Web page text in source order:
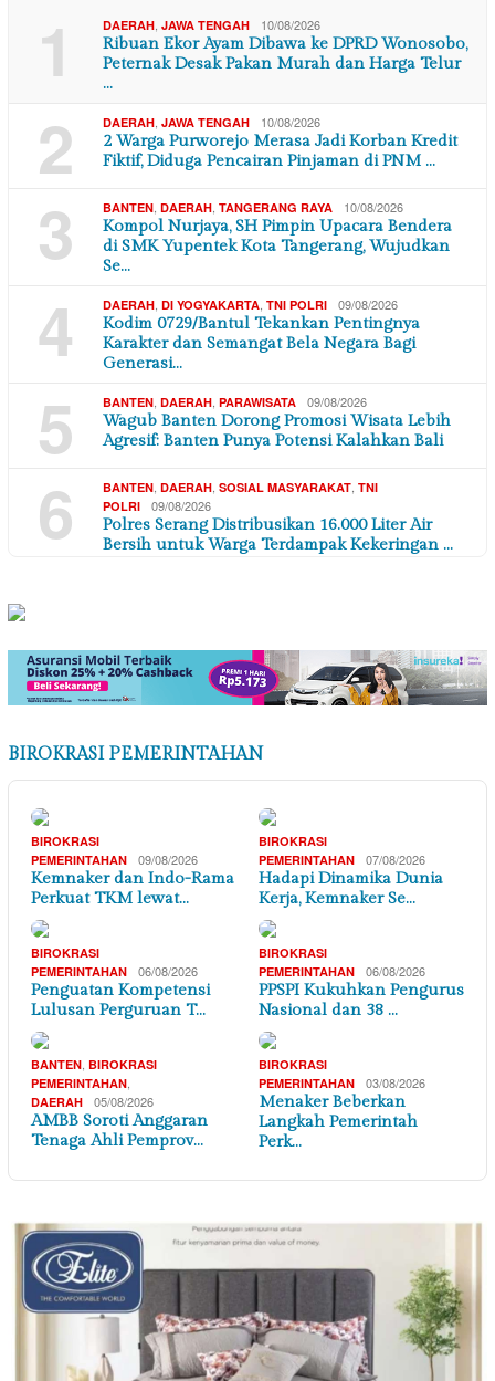
1 DAERAH, JAWA TENGAH 10/08/2026
Ribuan Ekor Ayam Dibawa ke DPRD Wonosobo,
Peternak Desak Pakan Murah dan Harga Telur
…
2 DAERAH, JAWA TENGAH 10/08/2026
2 Warga Purworejo Merasa Jadi Korban Kredit
Fiktif, Diduga Pencairan Pinjaman di PNM …
3 BANTEN, DAERAH, TANGERANG RAYA 10/08/2026
Kompol Nurjaya, SH Pimpin Upacara Bendera
di SMK Yupentek Kota Tangerang, Wujudkan
Se…
4 DAERAH, DI YOGYAKARTA, TNI POLRI 09/08/2026
Kodim 0729/Bantul Tekankan Pentingnya
Karakter dan Semangat Bela Negara Bagi
Generasi…
5 BANTEN, DAERAH, PARAWISATA 09/08/2026
Wagub Banten Dorong Promosi Wisata Lebih
Agresif: Banten Punya Potensi Kalahkan Bali
6 BANTEN, DAERAH, SOSIAL MASYARAKAT, TNI
POLRI
09/08/2026
Polres Serang Distribusikan 16.000 Liter Air
Bersih untuk Warga Terdampak Kekeringan …
BIROKRASI PEMERINTAHAN
BIROKRASI
PEMERINTAHAN
09/08/2026
Kemnaker dan Indo-Rama
Perkuat TKM lewat…
BIROKRASI
PEMERINTAHAN
07/08/2026
Hadapi Dinamika Dunia
Kerja, Kemnaker Se…
BIROKRASI
PEMERINTAHAN
06/08/2026
Penguatan Kompetensi
Lulusan Perguruan T…
BIROKRASI
PEMERINTAHAN
06/08/2026
PPSPI Kukuhkan Pengurus
Nasional dan 38 …
BANTEN BIROKRASI
PEMERINTAHAN
DAERAH 05/08/2026
AMBB Soroti Anggaran
Tenaga Ahli Pemprov…
BIROKRASI
PEMERINTAHAN
03/08/2026
Menaker Beberkan
Langkah Pemerintah
Perk…